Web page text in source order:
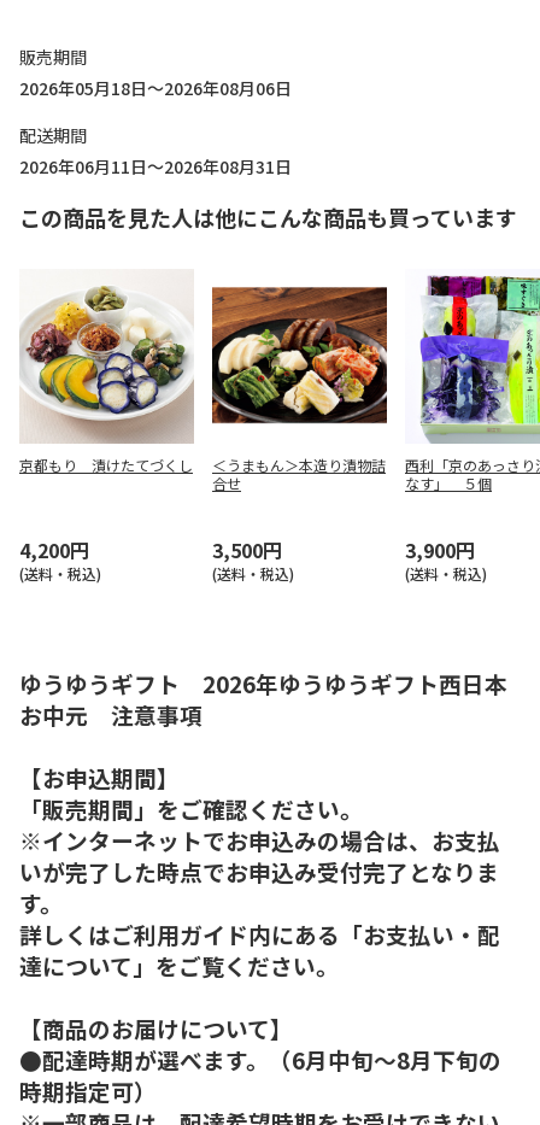
販売期間
2026年05月18日～2026年08月06日
配送期間
2026年06月11日～2026年08月31日
この商品を見た人は他にこんな商品も買っています
京都もり 漬けたてづくし
4,200円
(送料・税込)
＜うまもん＞本造り漬物詰
合せ
3,500円
(送料・税込)
西利「京のあっさり
なす」 ５個
3,900円
(送料・税込)
ゆうゆうギフト 2026年ゆうゆうギフト西日本
お中元 注意事項
【お申込期間】
「販売期間」をご確認ください。
※インターネットでお申込みの場合は、お支払
いが完了した時点でお申込み受付完了となりま
す。
詳しくはご利用ガイド内にある「お支払い・配
達について」をご覧ください。
【商品のお届けについて】
●配達時期が選べます。（6月中旬～8月下旬の
時期指定可）